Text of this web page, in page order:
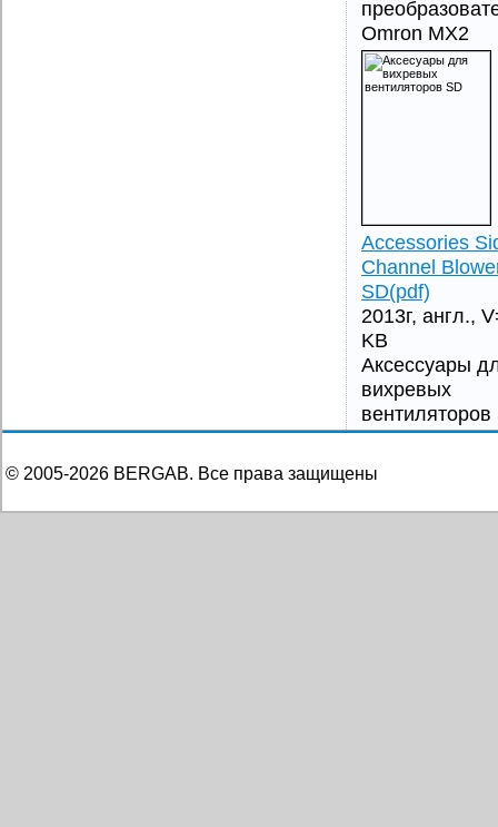
Omron MX2
Accessories
Channel
SD(pdf)
2013г, англ.,
KB
Аксессуары
вихревых
вентиляторов
© 2005-2026 BERGAB. Все права защищены